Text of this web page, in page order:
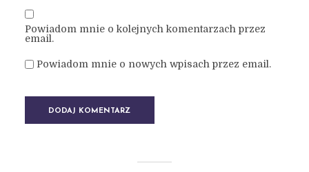
Powiadom mnie o kolejnych komentarzach przez
email.
Powiadom mnie o nowych wpisach przez email.